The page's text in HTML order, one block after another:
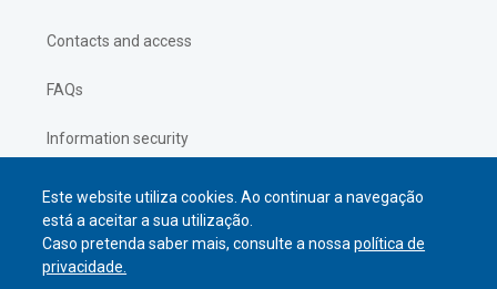
Este website utiliza cookies. Ao continuar a navegação
está a aceitar a sua utilização.
Caso pretenda saber mais, consulte a nossapolítica de
privacidade.
Contacts and access
FAQs
Information security
Privacy policy